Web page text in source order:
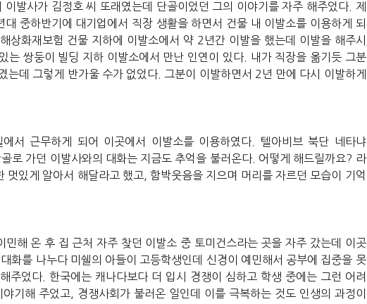
이발사가 김정호 씨 또래였는데 단골이었던 그의 이야기를 자주 해주었다
제
대 중하반기에 대기업에서 직장 생활을 하면서 건물 내 이발소를 이용하게
되
상화재보험 건물 지하에 이발소에서 약2 년간 이발을 했는데 이발을 해주시
있는 쌍둥이 빌딩 지하 이발소에서 만난 인연이 있다. 내가 직장을 옮기듯 그분
는데 그렇게 반가울 수가 없었다 그분이 이발하면서 2 년 만에 다시
이발하게
에서 근무하게 되어 이곳에서 이발소를 이용하였다 텔아비브 북단 네타냐
골로 가던 이발사와의 대화는 지금도 추억을 불러온다. 어떻게 해드릴까요 ? 라
멋있게 알아서 해달라고 했고 ,함박웃음을 지으며 머리를 자르던 모습이
기억
민해 온 후 집 근처 자주 찾던 이발소 중 토미건스라는 곳을 자주 갔는데
이곳
대화를 나누다 미쉘의 아들이 고등학생인데 신경이 예민해서 공부에 집중을 못
해주었다. 한국에는 캐나다보다 더 입시 경쟁이 심하고 학생 중에는 그런 어려
야기해 주었고 경쟁사회가 불러온 일인데 이를 극복하는 것도 인생의 과정이